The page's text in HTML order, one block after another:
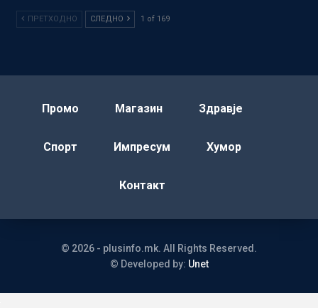
ПРЕТХОДНО СЛЕДНО 1 of 169
Промо Магазин Здравје
Спорт Импресум Хумор
Контакт
© 2026 - plusinfo.mk. All Rights Reserved.
© Developed by: Unet